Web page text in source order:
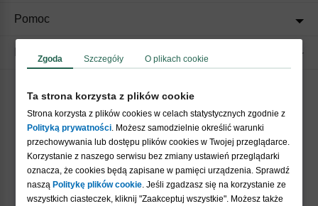
Akceptujemy płatności
Pomoc
Zgoda Szczegóły O plikach cookie
Ta strona korzysta z plików cookie
Strona korzysta z plików cookies w celach statystycznych zgodnie z
Polityką prywatności. Możesz samodzielnie określić warunki
przechowywania lub dostępu plików cookies w Twojej przeglądarce.
Korzystanie z naszego serwisu bez zmiany ustawień przeglądarki
oznacza, że cookies będą zapisane w pamięci urządzenia. Sprawdź
naszą Politykę plików cookie. Jeśli zgadzasz się na korzystanie ze
wszystkich ciasteczek, kliknij "Zaakceptuj wszystkie". Możesz także